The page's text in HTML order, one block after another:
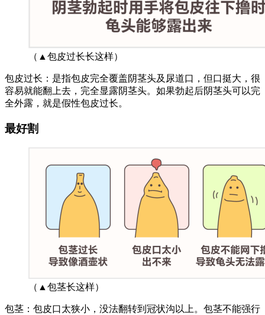
（▲包皮过长长这样）
包皮过长：是指包皮完全覆盖阴茎头及尿道口，但口挺大，很
容易就能翻上去，完全显露阴茎头。如果勃起后阴茎头可以完
全外露，就是假性包皮过长。
最好割
（▲包茎长这样）
包茎：包皮口太狭小，没法翻转到冠状沟以上。包茎不能强行